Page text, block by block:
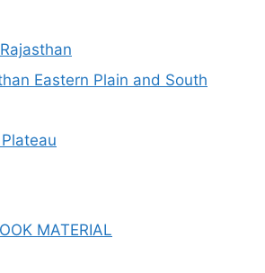
Eastern Plain and South
MATERIAL